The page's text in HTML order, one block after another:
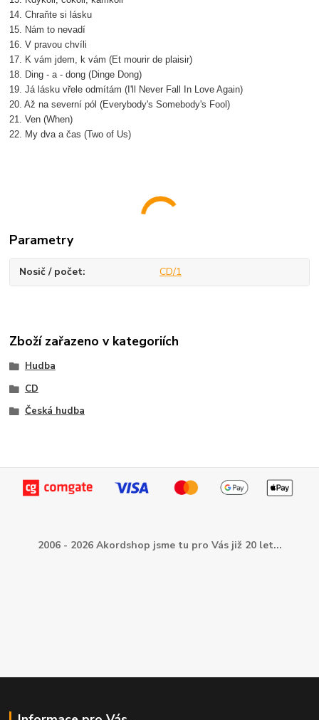
14. Chraňte si lásku
15. Nám to nevadí
16. V pravou chvíli
17. K vám jdem, k vám (Et mourir de plaisir)
18. Ding - a - dong (Dinge Dong)
19. Já lásku vřele odmítám (I'll Never Fall In Love Again)
20. Až na severní pól (Everybody's Somebody's Fool)
21. Ven (When)
22. My dva a čas (Two of Us)
Parametry
Nosič / počet CD/1
Zboží zařazeno v kategoriích
Hudba
CD
Česká hudba
2006 - 2026 Akordshop jsme tu pro Vás již 20 let...